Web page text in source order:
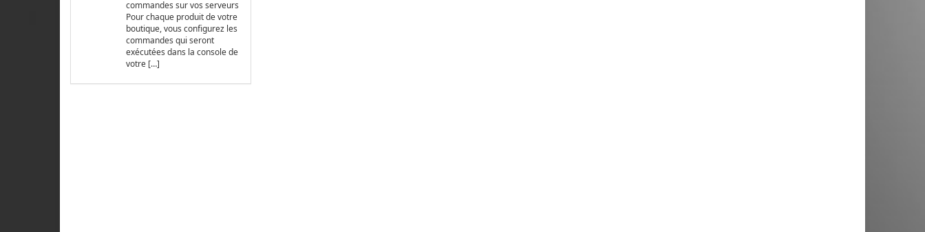
commandes sur vos serveurs
Pour chaque produit de votre
boutique, vous configurez les
commandes qui seront
exécutées dans la console de
votre […]